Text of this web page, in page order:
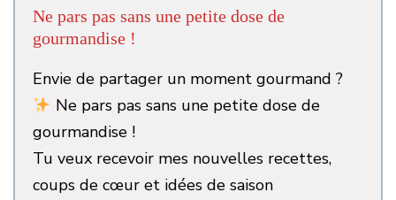
Ne pars pas sans une petite dose de
gourmandise !
Envie de partager un moment gourmand ?
Ne pars pas sans une petite dose de
gourmandise !
Tu veux recevoir mes nouvelles recettes,
coups de cœur et idées de saison